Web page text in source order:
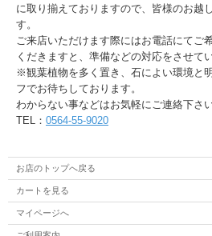
に取り揃えておりますので、皆様のお越
す。
ご来店いただけます際にはお電話にてご
くだきますと、準備などの対応をさせて
※観葉植物を多く置き、石によい環境と
フでお待ちしております。
わからない事などはお気軽にご連絡下さい
TEL： 0564-55-9020
お店のトップへ戻る
カートを見る
マイページへ